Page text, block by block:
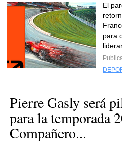
El
para
Pierre Gasly será
para la temporada
Compañero...